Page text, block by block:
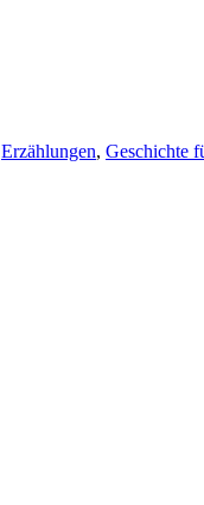
Erzählungen, Geschichte